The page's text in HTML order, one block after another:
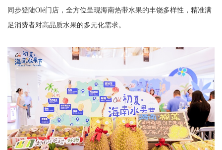
同步登陆Olé门店，全方位呈现海南热带水果的丰饶多样性，精准满
足消费者对高品质水果的多元化需求。